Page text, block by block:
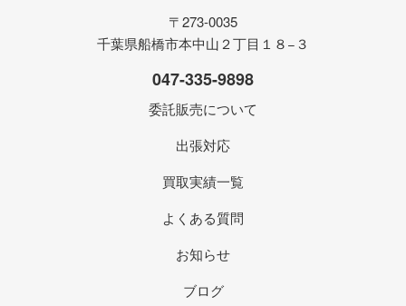
〒273-0035
千葉県船橋市本中山２丁目１８−３
047-335-9898
委託販売について
出張対応
買取実績一覧
よくある質問
お知らせ
ブログ